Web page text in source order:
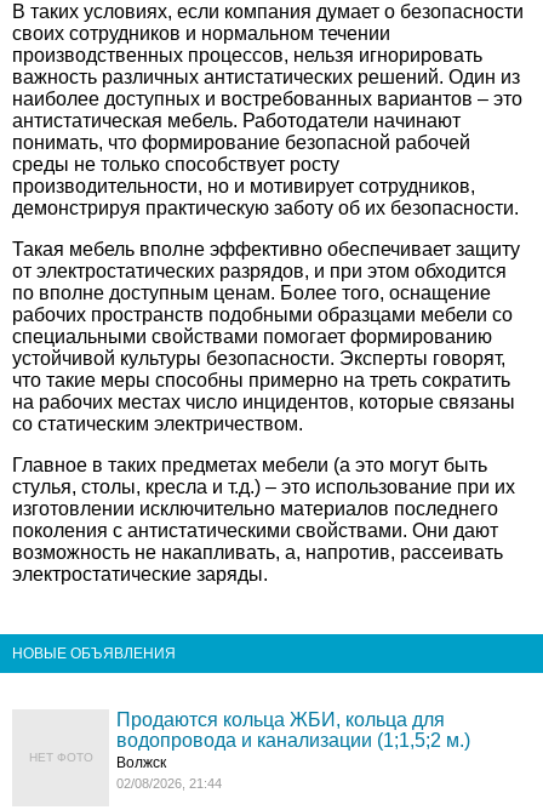
В таких условиях, если компания думает о безопасности
своих сотрудников и нормальном течении
производственных процессов, нельзя игнорировать
важность различных антистатических решений. Один из
наиболее доступных и востребованных вариантов – это
антистатическая мебель. Работодатели начинают
понимать, что формирование безопасной рабочей
среды не только способствует росту
производительности, но и мотивирует сотрудников,
демонстрируя практическую заботу об их безопасности.
Такая мебель вполне эффективно обеспечивает защиту
от электростатических разрядов, и при этом обходится
по вполне доступным ценам. Более того, оснащение
рабочих пространств подобными образцами мебели со
специальными свойствами помогает формированию
устойчивой культуры безопасности. Эксперты говорят,
что такие меры способны примерно на треть сократить
на рабочих местах число инцидентов, которые связаны
со статическим электричеством.
Главное в таких предметах мебели (а это могут быть
стулья, столы, кресла и т.д.) – это использование при их
изготовлении исключительно материалов последнего
поколения с антистатическими свойствами. Они дают
возможность не накапливать, а, напротив, рассеивать
электростатические заряды.
НОВЫЕ ОБЪЯВЛЕНИЯ
НЕТ ФОТО
Продаются кольца ЖБИ, кольца для
водопровода и канализации (1;1,5;2 м.)
Волжск
02/08/2026, 21:44